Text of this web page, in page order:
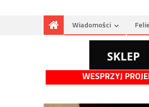
Wiadomości
WESPRZYJ